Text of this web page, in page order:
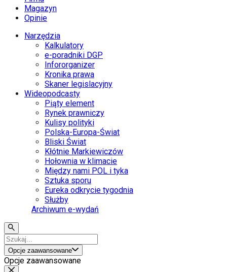
Magazyn
Opinie
Narzędzia
Kalkulatory
e-poradniki DGP
Infororganizer
Kronika prawa
Skaner legislacyjny
Wideopodcasty
Piąty element
Rynek prawniczy
Kulisy polityki
Polska-Europa-Świat
Bliski Świat
Kłótnie Markiewiczów
Hołownia w klimacie
Między nami POL i tyka
Sztuka sporu
Eureka odkrycie tygodnia
Służby
Archiwum e-wydań
Opcje zaawansowane
Opcje zaawansowane